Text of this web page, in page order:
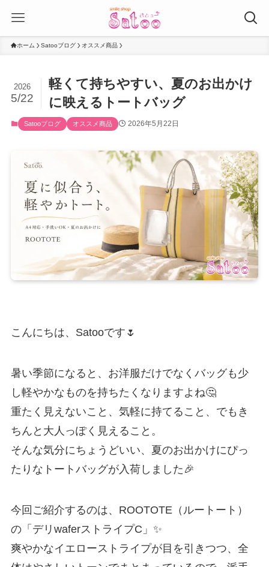
ホーム Satooブログ オススメ商品
軽くて持ちやすい、夏のお出かけ
に映えるトートバッグ
2026
5/22
Satooブログ オススメ商品 2026年5月22日
こんにちは、Satooです🌷
暑い季節になると、お洋服だけでなくバッグも少
し軽やかなものを持ちたくなりますよね🤔
重たく見えないこと、気軽に持てること、でもき
ちんと大人っぽく見えること。
そんな気分にちょうどいい、夏のお出かけにぴっ
たりなトートバッグが入荷しました🎉
今回ご紹介するのは、ROOTOTE（ルートート）
の「デリwaferストライプC」✨
爽やかなイエローストライプが目を引きつつ、全